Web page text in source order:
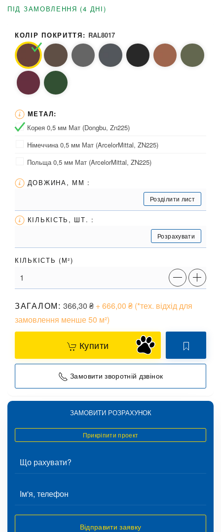
ПІД ЗАМОВЛЕННЯ (4 ДНІ)
КОЛІР ПОКРИТТЯ: RAL8017
МЕТАЛ:
Корея 0,5 мм Мат (Dongbu, Zn225)
Німеччина 0,5 мм Мат (ArcelorMittal, ZN225)
Польща 0,5 мм Мат (ArcelorMittal, ZN225)
ДОВЖИНА, ММ :
Розділити лист
КІЛЬКІСТЬ, ШТ. :
Розрахувати
КІЛЬКІСТЬ (М²)
ЗАГАЛОМ: 366,30 ₴ + 666,00 ₴(*тех. відхід для
замовлення менше 50 м²)
Купити
Замовити зворотній дзвінок
ЗАМОВИТИ РОЗРАХУНОК
Прикріпити проект
Відправити заявку